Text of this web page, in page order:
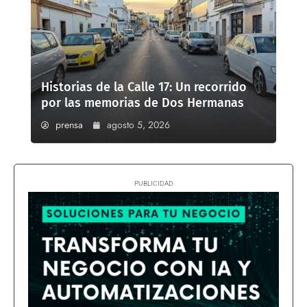
Historias de la Calle 17: Un recorrido
por las memorias de Dos Hermanas
prensa agosto 5, 2026